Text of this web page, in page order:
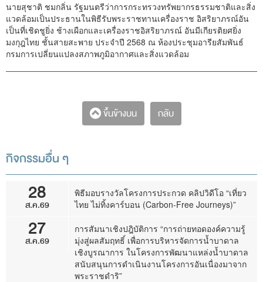
นายสุชาติ ชมกลิ่น รัฐมนตรีว่าการกระทรวงทรัพยากรธรรมชาติและสิ่ง
แวดล้อมเป็นประธานในพิธีรับพระราชทานเครื่องราช อิสริยาภรณ์อัน
เป็นที่เชิดชูยิ่ง ช้างเผือกและเครื่องราชอิสริยาภรณ์ อันมีเกียรติยศยิ่ง
มงกุฎไทย ชั้นสายสะพาย ประจำปี 2568 ณ ห้องประชุมอารียสัมพันธ์
กรมการเปลี่ยนแปลงสภาพภูมิอากาศและสิ่งแวดล้อม
ขึ้นข้างบน กลับ
กิจกรรมอื่น ๆ
28
ส.ค.69
พิธีมอบรางวัลโครงการประกวด คลิปวิดีโอ “เที่ยว
ไทย ไม่ทิ้งคาร์บอน (Carbon-Free Journeys)”
27
ส.ค.69
การสัมนาเชิงปฎิบัติการ “การถ่ายทอดองค์ความรู้
มุ่งสู่ผลสัมฤทธิ์ เพื่อการบริหารจัดการน้ำบาดาล
เชิงบูรณาการ ในโครงการพัฒนาแหล่งน้ำบาดาล
สนับสนุนการดำเนินงานโครงการอันเนื่องมาจาก
พระราชดำริ”